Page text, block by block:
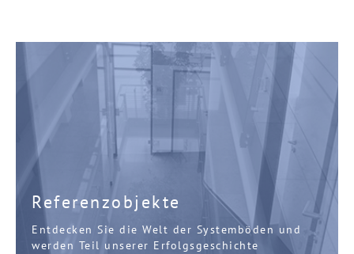
Referenzobjekte
Entdecken Sie die Welt der Systemböden und
werden Teil unserer Erfolgsgeschichte